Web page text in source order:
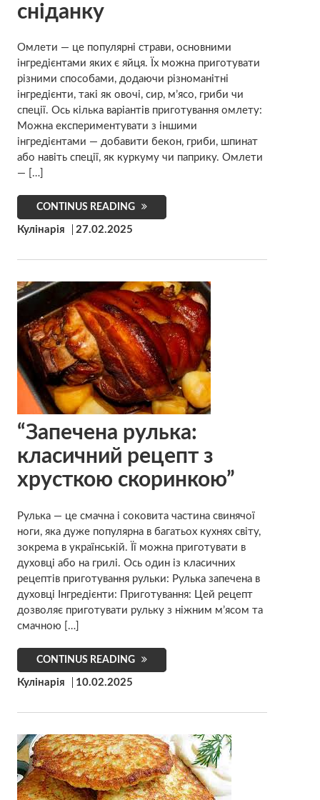
сніданку
Омлети — це популярні страви, основними
інгредієнтами яких є яйця. Їх можна приготувати
різними способами, додаючи різноманітні
інгредієнти, такі як овочі, сир, м’ясо, гриби чи
спеції. Ось кілька варіантів приготування омлету:
Можна експериментувати з іншими
інгредієнтами — добавити бекон, гриби, шпинат
або навіть спеції, як куркуму чи паприку. Омлети
— […]
CONTINUS READING
Кулінарія 27.02.2025
“Запечена рулька:
класичний рецепт з
хрусткою скоринкою”
Рулька — це смачна і соковита частина свинячої
ноги, яка дуже популярна в багатьох кухнях світу,
зокрема в українській. Її можна приготувати в
духовці або на грилі. Ось один із класичних
рецептів приготування рульки: Рулька запечена в
духовці Інгредієнти: Приготування: Цей рецепт
дозволяє приготувати рульку з ніжним м’ясом та
смачною […]
CONTINUS READING
Кулінарія 10.02.2025